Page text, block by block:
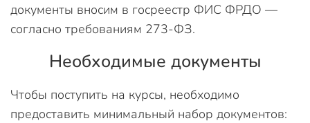
документы вносим в госреестр ФИС ФРДО —
согласно требованиям 273-ФЗ.
Необходимые документы
Чтобы поступить на курсы, необходимо
предоставить минимальный набор документов: